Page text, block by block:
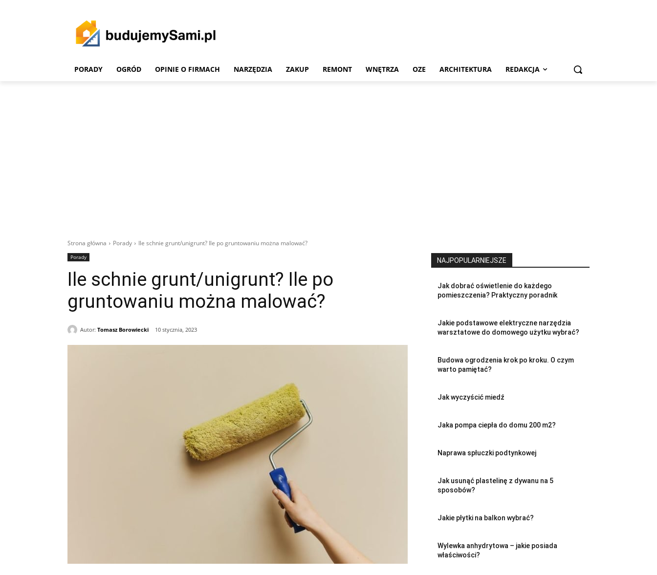
PORADY OGRÓD OPINIE O FIRMACH NARZĘDZIA ZAKUP REMONT WNĘTRZA OZE ARCHITEKTURA REDAKCJA
Strona główna Porady Ile schnie grunt/unigrunt? Ile po gruntowaniu można malować?
Porady
Ile schnie grunt/unigrunt? Ile po
gruntowaniu można malować?
Autor: Tomasz Borowiecki 10 stycznia, 2023
NAJPOPULARNIEJSZE
Jak dobrać oświetlenie do każdego
pomieszczenia? Praktyczny poradnik
Jakie podstawowe elektryczne narzędzia
warsztatowe do domowego użytku wybrać?
Budowa ogrodzenia krok po kroku. O czym
warto pamiętać?
Jak wyczyścić miedź
Jaka pompa ciepła do domu 200 m2?
Naprawa spłuczki podtynkowej
Jak usunąć plastelinę z dywanu na 5
sposobów?
Jakie płytki na balkon wybrać?
Wylewka anhydrytowa – jakie posiada
właściwości?